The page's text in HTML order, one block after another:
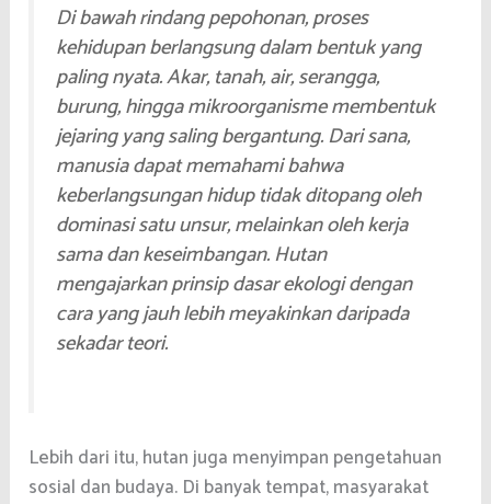
Di bawah rindang pepohonan, proses
kehidupan berlangsung dalam bentuk yang
paling nyata. Akar, tanah, air, serangga,
burung, hingga mikroorganisme membentuk
jejaring yang saling bergantung. Dari sana,
manusia dapat memahami bahwa
keberlangsungan hidup tidak ditopang oleh
dominasi satu unsur, melainkan oleh kerja
sama dan keseimbangan. Hutan
mengajarkan prinsip dasar ekologi dengan
cara yang jauh lebih meyakinkan daripada
sekadar teori.
Lebih dari itu, hutan juga menyimpan pengetahuan
sosial dan budaya. Di banyak tempat, masyarakat